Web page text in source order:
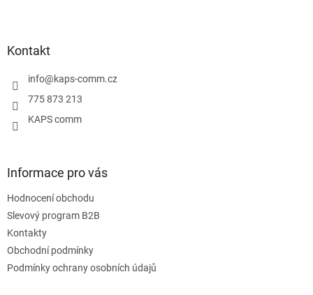
Kontakt
info@kaps-comm.cz
775 873 213
KAPS comm
Informace pro vás
Hodnocení obchodu
Slevový program B2B
Kontakty
Obchodní podmínky
Podmínky ochrany osobních údajů